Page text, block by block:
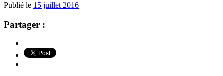
Publié le 15 juillet 2016
Partager :